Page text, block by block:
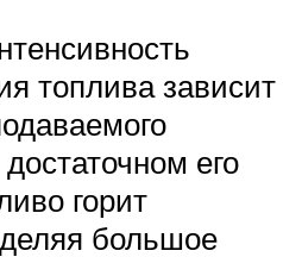
топлива зависит
его
горит
большое